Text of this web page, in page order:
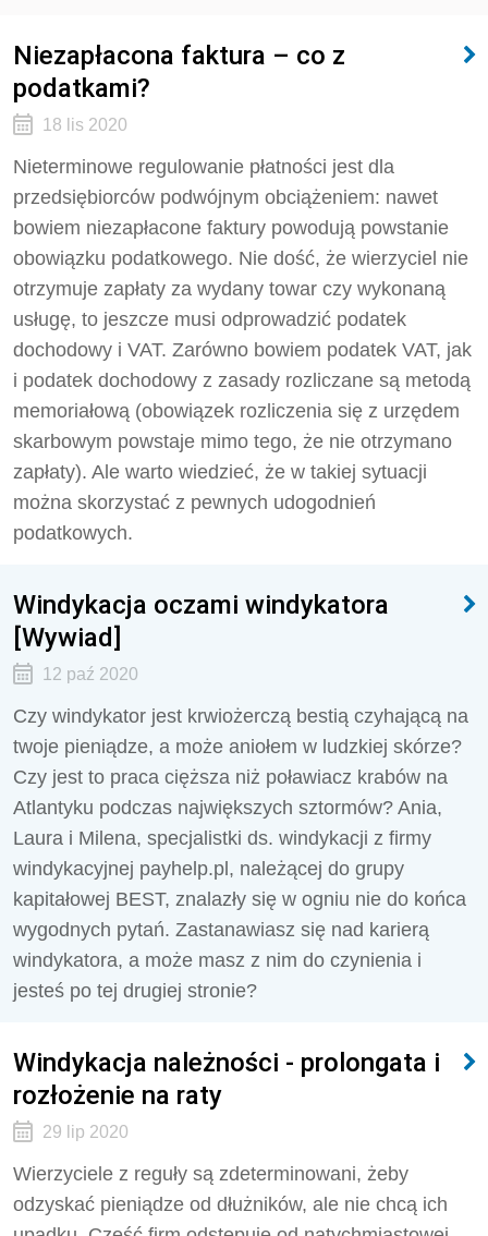
Niezapłacona faktura – co z
podatkami?
18 lis 2020
Nieterminowe regulowanie płatności jest dla
przedsiębiorców podwójnym obciążeniem: nawet
bowiem niezapłacone faktury powodują powstanie
obowiązku podatkowego. Nie dość, że wierzyciel nie
otrzymuje zapłaty za wydany towar czy wykonaną
usługę, to jeszcze musi odprowadzić podatek
dochodowy i VAT. Zarówno bowiem podatek VAT, jak
i podatek dochodowy z zasady rozliczane są metodą
memoriałową (obowiązek rozliczenia się z urzędem
skarbowym powstaje mimo tego, że nie otrzymano
zapłaty). Ale warto wiedzieć, że w takiej sytuacji
można skorzystać z pewnych udogodnień
podatkowych.
Windykacja oczami windykatora
[Wywiad]
12 paź 2020
Czy windykator jest krwiożerczą bestią czyhającą na
twoje pieniądze, a może aniołem w ludzkiej skórze?
Czy jest to praca cięższa niż poławiacz krabów na
Atlantyku podczas największych sztormów? Ania,
Laura i Milena, specjalistki ds. windykacji z firmy
windykacyjnej payhelp.pl, należącej do grupy
kapitałowej BEST, znalazły się w ogniu nie do końca
wygodnych pytań. Zastanawiasz się nad karierą
windykatora, a może masz z nim do czynienia i
jesteś po tej drugiej stronie?
Windykacja należności - prolongata i
rozłożenie na raty
29 lip 2020
Wierzyciele z reguły są zdeterminowani, żeby
odzyskać pieniądze od dłużników, ale nie chcą ich